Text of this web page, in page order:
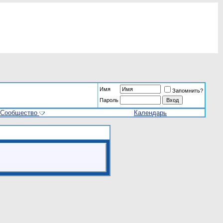
Имя
Запомнить?
Пароль
Сообщество Календарь